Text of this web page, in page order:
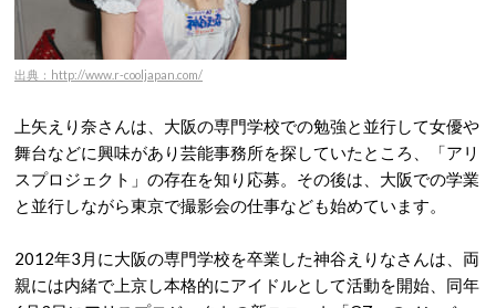
出典：http://www.r-cooljapan.com/
上矢えり奈さんは、大阪の専門学校での勉強と並行して女優や
舞台などに興味があり芸能事務所を探していたところ、「アリ
スプロジェクト」の存在を知り応募。その後は、大阪での学業
と並行しながら東京で撮影会の仕事なども始めています。
2012年3月に大阪の専門学校を卒業した神谷えりなさんは、両
親には内緒で上京し本格的にアイドルとして活動を開始、同年